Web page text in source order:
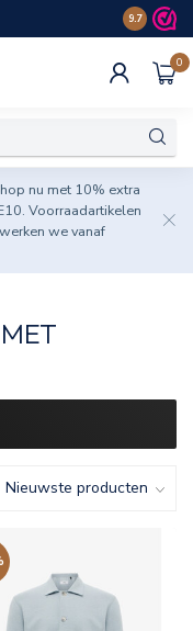
Spaar
9.7
0
nu met 10% extra
Voorraadartikelen
we vanaf